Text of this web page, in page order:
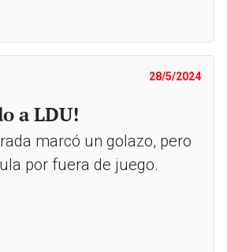
28/5/2024
a LDU!
marcó un golazo, pero
por fuera de juego.